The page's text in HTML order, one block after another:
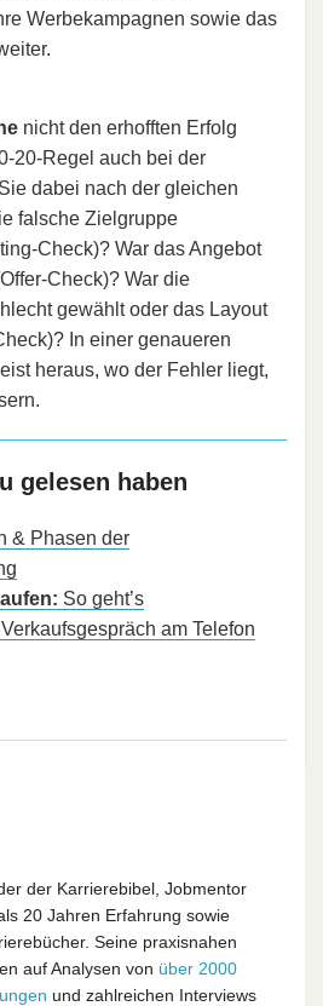
Werbekampagnen sowie das
nicht den erhofften Erfolg
20-Regel auch bei der
dabei nach der gleichen
falsche Zielgruppe
Check)? War das Angebot
Check)? War die
gewählt oder das Layout
In einer genaueren
heraus, wo der Fehler liegt,
gelesen haben
& Phasen der
So geht’s
Verkaufsgespräch am Telefon
der Karrierebibel, Jobmentor
20 Jahren Erfahrung sowie
Seine praxisnahen
auf Analysen von über 2000
und zahlreichen Interviews